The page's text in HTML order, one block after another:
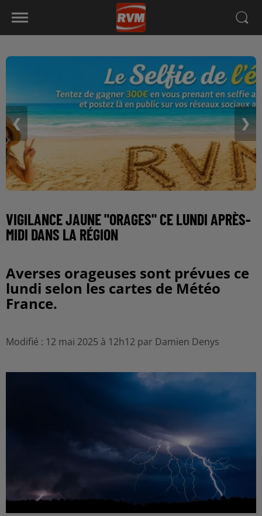
❮ ❯
VIGILANCE JAUNE "ORAGES" CE LUNDI APRÈS-
MIDI DANS LA RÉGION
Averses orageuses sont prévues ce
lundi selon les cartes de Météo
France.
Modifié : 12 mai 2025 à 12h12 par Damien Denys